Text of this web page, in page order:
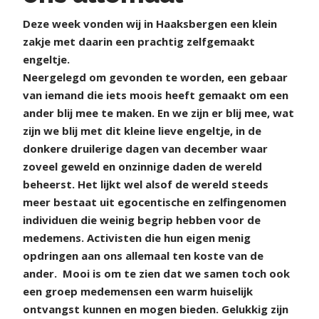
Deze week vonden wij in Haaksbergen een klein
zakje met daarin een prachtig zelfgemaakt
engeltje.
Neergelegd om gevonden te worden, een gebaar
van iemand die iets moois heeft gemaakt om een
ander blij mee te maken. En we zijn er blij mee, wat
zijn we blij met dit kleine lieve engeltje, in de
donkere druilerige dagen van december waar
zoveel geweld en onzinnige daden de wereld
beheerst. Het lijkt wel alsof de wereld steeds
meer bestaat uit egocentische en zelfingenomen
individuen die weinig begrip hebben voor de
medemens. Activisten die hun eigen menig
opdringen aan ons allemaal ten koste van de
ander. Mooi is om te zien dat we samen toch ook
een groep medemensen een warm huiselijk
ontvangst kunnen en mogen bieden. Gelukkig zijn